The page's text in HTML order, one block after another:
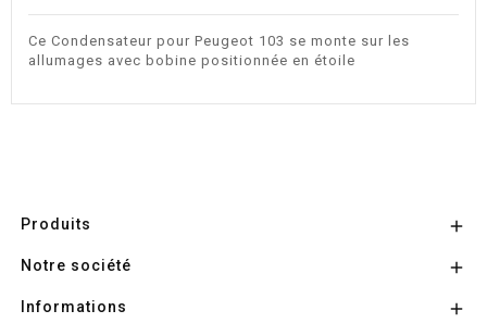
Ce Condensateur pour Peugeot 103 se monte sur les
allumages avec bobine positionnée en étoile
Produits 
Notre société 
Informations 